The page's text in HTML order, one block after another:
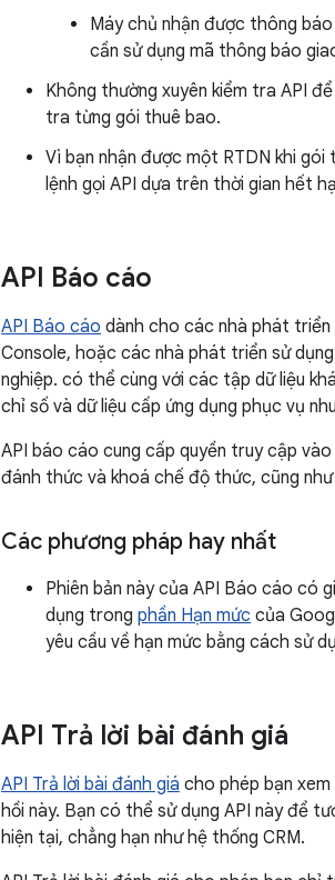
Máy chủ nhận được thông
cần sử dụng mã thông báo
Không thường xuyên kiểm tra API
tra từng gói thuê bao.
Vì bạn nhận được một RTDN khi
lệnh gọi API dựa trên thời gian hết
API Báo cáo
API Báo cáo dành cho các nhà phát triển
Console, hoặc các nhà phát triển sử
nghiệp. có thể cùng với các tập dữ liệu
chỉ số và dữ liệu cấp ứng dụng phục vụ
API báo cáo cung cấp quyền truy cập
đánh thức và khoá chế độ thức, cũng như
Các phương pháp hay nhất
Phiên bản này của API Báo cáo có
dụng trong phần Hạn mức của
yêu cầu về hạn mức bằng cách sử
API Trả lời bài đánh giá
API Trả lời bài đánh giá cho phép bạn xem
hồi này. Bạn có thể sử dụng API này để
hiện tại, chẳng hạn như hệ thống CRM.